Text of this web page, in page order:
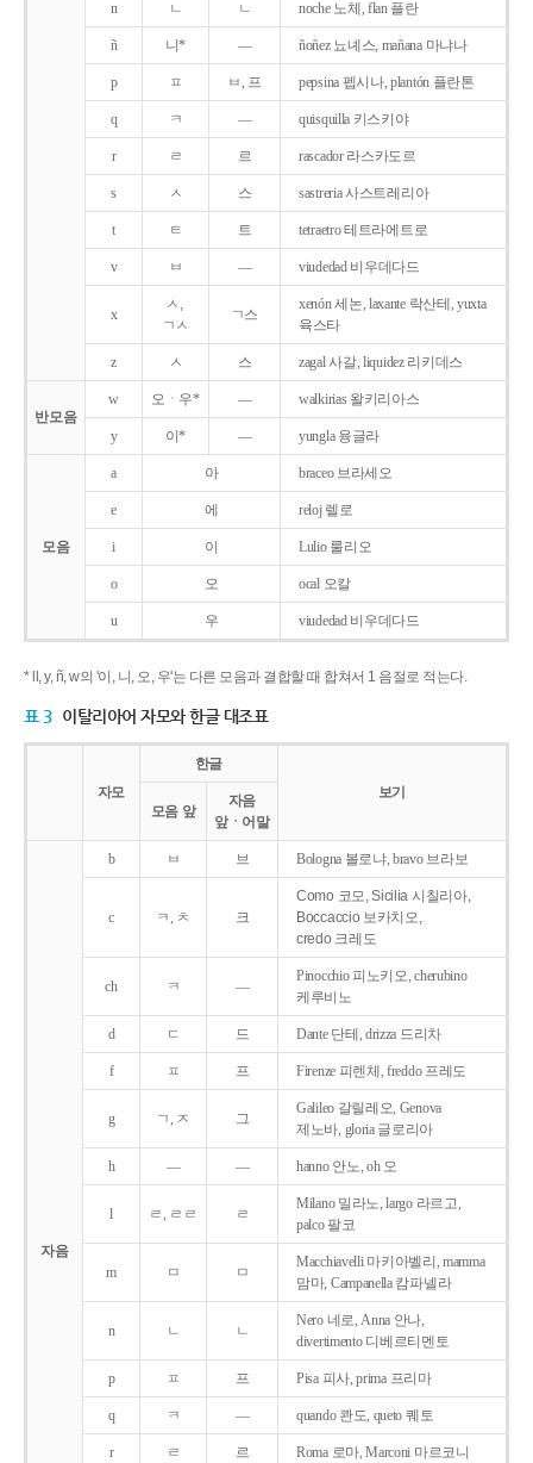
n ㄴ ㄴ noche 노체, flan 플란
ñ 니* ― ñoñez 뇨녜스, mañana 마냐나
p ㅍ ㅂ, 프 pepsina 펩시나, plantón 플란톤
q ㅋ ― quisquilla 키스키야
r ㄹ 르 rascador 라스카도르
s ㅅ 스 sastreria 사스트레리아
t ㅌ 트 tetraetro 테트라에트로
v ㅂ ― viudedad 비우데다드
x
ㅅ,
ㄱㅅ
ㄱ스
xenón 세논, laxante 락산테, yuxta
육스타
z ㅅ 스 zagal 사갈, liquidez 리키데스
반모음
w 오ㆍ우* ― walkirias 왈키리아스
y 이* ― yungla 융글라
모음
a 아 braceo 브라세오
e 에 reloj 렐로
i 이 Lulio 룰리오
o 오 ocal 오칼
u 우 viudedad 비우데다드
* ll, y, ñ, w의 '이, 니, 오, 우'는 다른 모음과 결합할 때 합쳐서 1 음절로 적는다.
표 3 이탈리아어 자모와 한글 대조표
자모
한글
보기
모음 앞
자음
앞ㆍ어말
자음
b ㅂ 브 Bologna 볼로냐, bravo 브라보
c ㅋ, ㅊ 크
Como 코모, Sicilia 시칠리아,
Boccaccio 보카치오,
credo 크레도
ch ㅋ ―
Pinocchio 피노키오, cherubino
케루비노
d ㄷ 드 Dante 단테, drizza 드리차
f ㅍ 프 Firenze 피렌체, freddo 프레도
g ㄱ, ㅈ 그
Galileo 갈릴레오, Genova
제노바, gloria 글로리아
h ― ― hanno 안노, oh 오
l ㄹ, ㄹㄹ ㄹ
Milano 밀라노, largo 라르고,
palco 팔코
m ㅁ ㅁ
Macchiavelli 마키아벨리, mamma
맘마, Campanella 캄파넬라
n ㄴ ㄴ
Nero 네로, Anna 안나,
divertimento 디베르티멘토
p ㅍ 프 Pisa 피사, prima 프리마
q ㅋ ― quando 콴도, queto 퀘토
r ㄹ 르 Roma 로마, Marconi 마르코니